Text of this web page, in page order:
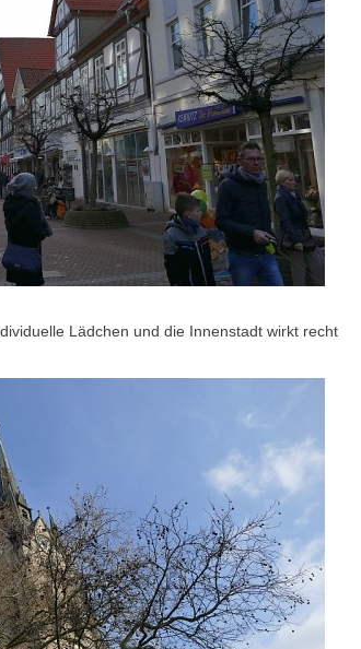
Lädchen und die Innenstadt wirkt recht